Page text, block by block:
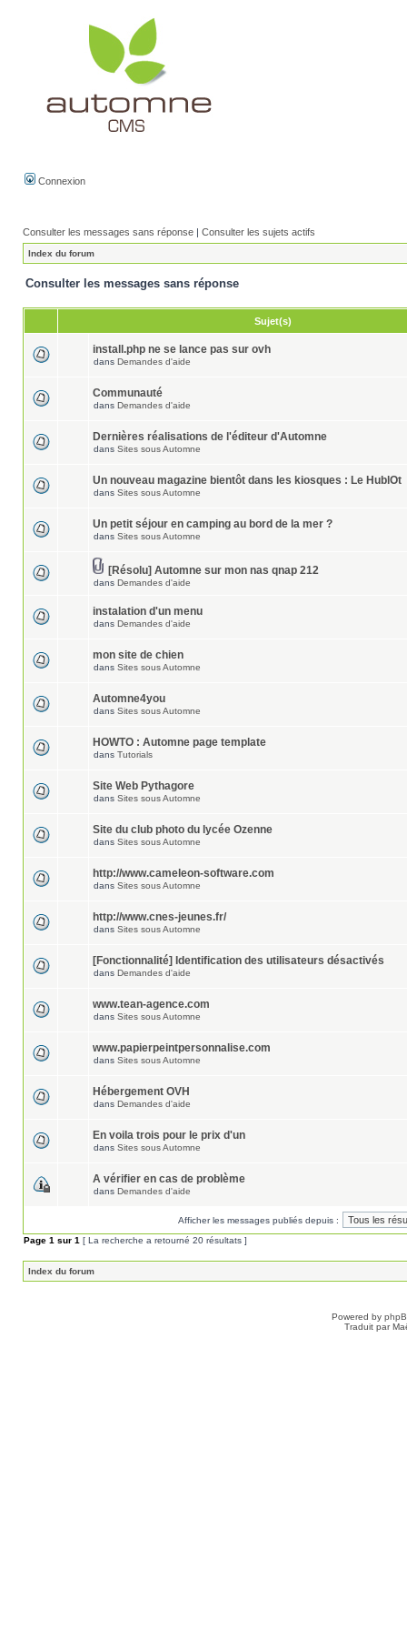
Connexion
Consulter les messages sans réponse | Consulter les sujets actifs
Index du forum
Consulter les messages sans réponse
Sujet(s)
install.php ne se lance pas sur ovh
dans Demandes d'aide
Communauté
dans Demandes d'aide
Dernières réalisations de l'éditeur d'Automne
dans Sites sous Automne
Un nouveau magazine bientôt dans les kiosques : Le HublOt
dans Sites sous Automne
Un petit séjour en camping au bord de la mer ?
dans Sites sous Automne
[Résolu] Automne sur mon nas qnap 212
dans Demandes d'aide
instalation d'un menu
dans Demandes d'aide
mon site de chien
dans Sites sous Automne
Automne4you
dans Sites sous Automne
HOWTO : Automne page template
dans Tutorials
Site Web Pythagore
dans Sites sous Automne
Site du club photo du lycée Ozenne
dans Sites sous Automne
http://www.cameleon-software.com
dans Sites sous Automne
http://www.cnes-jeunes.fr/
dans Sites sous Automne
[Fonctionnalité] Identification des utilisateurs désactivés
dans Demandes d'aide
www.tean-agence.com
dans Sites sous Automne
www.papierpeintpersonnalise.com
dans Sites sous Automne
Hébergement OVH
dans Demandes d'aide
En voila trois pour le prix d'un
dans Sites sous Automne
A vérifier en cas de problème
dans Demandes d'aide
Afficher les messages publiés depuis :
Page 1 sur 1 [ La recherche a retourné 20 résultats ]
Index du forum
Powered by
Traduit par